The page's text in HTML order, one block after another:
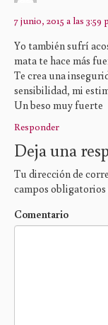
7 junio, 2015 a las 3:59
Yo también sufrí
mata te hace más
Te crea una
sensibilidad, mi
Un beso muy fuerte
Responder
Deja una
Tu dirección de
campos obligatorios
Comentario